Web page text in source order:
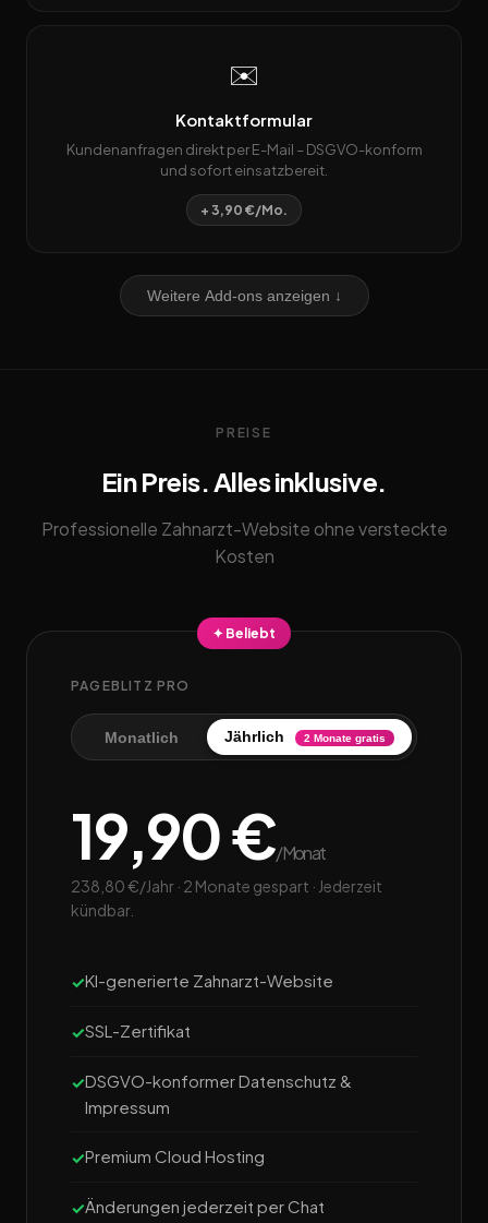
✉️
Kontaktformular
Kundenanfragen direkt per E-Mail – DSGVO-konform
und sofort einsatzbereit.
+ 3,90 €/Mo.
Weitere Add-ons anzeigen ↓
PREISE
Ein Preis. Alles inklusive.
Professionelle Zahnarzt-Website ohne versteckte
Kosten
✦ Beliebt
PAGEBLITZ PRO
Monatlich Jährlich 2 Monate gratis
19,90 €/Monat
238,80 €/Jahr · 2 Monate gespart · Jederzeit
kündbar.
KI-generierte Zahnarzt-Website
SSL-Zertifikat
DSGVO-konformer Datenschutz &
Impressum
Premium Cloud Hosting
Änderungen jederzeit per Chat